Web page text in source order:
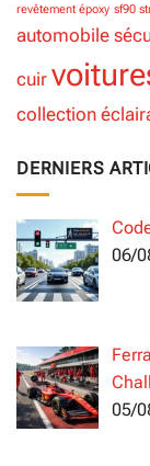
revêtement époxy sf90
automobile
cuir
collection
DERNIERS
06/
05/